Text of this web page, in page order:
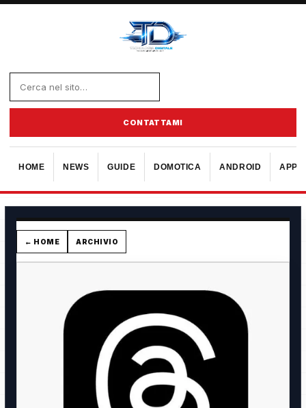
CONTATTAMI
HOME NEWS GUIDE DOMOTICA ANDROID
← HOME ARCHIVIO